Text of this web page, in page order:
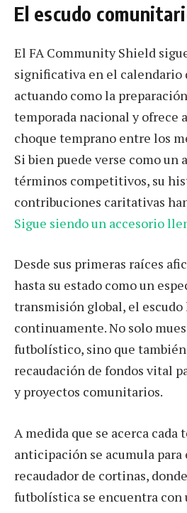
El escudo
El FA Community Shield
significativa en el calendario
actuando como la
temporada nacional y ofrece
choque temprano entre los
Si bien puede verse como un
términos competitivos, su
contribuciones caritativas
Sigue siendo un accesorio
Desde sus primeras raíces
hasta su estado como un
transmisión global, el
continuamente. No solo
futbolístico, sino que
recaudación de fondos vital
y proyectos comunitarios.
A medida que se acerca cada
anticipación se acumula
recaudador de cortinas,
futbolística se encuentra con